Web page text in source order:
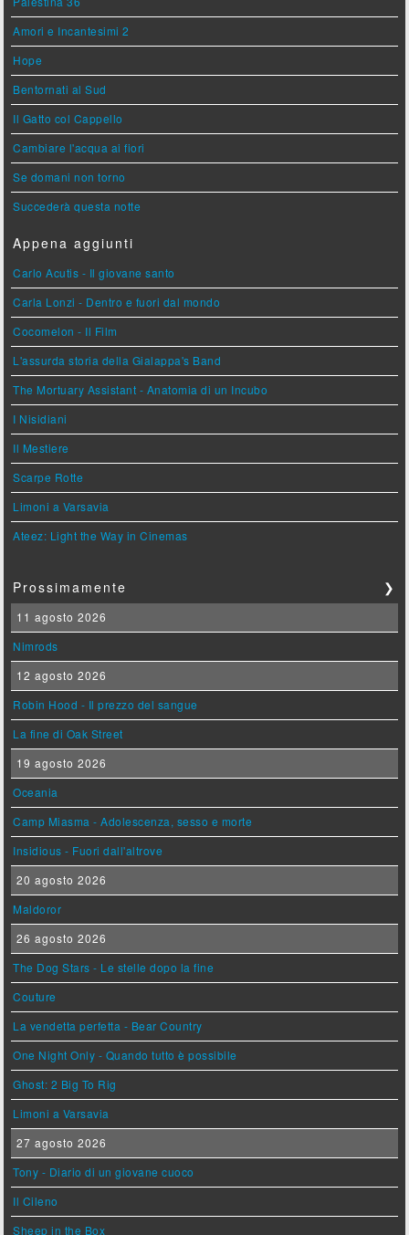
Amori e Incantesimi 2
Hope
Bentornati al Sud
Il Gatto col Cappello
Cambiare l'acqua ai fiori
Se domani non torno
Succederà questa notte
Appena aggiunti
Carlo Acutis - Il giovane santo
Carla Lonzi - Dentro e fuori dal mondo
Cocomelon - Il Film
L'assurda storia della Gialappa's Band
The Mortuary Assistant - Anatomia di un Incubo
I Nisidiani
Il Mestiere
Scarpe Rotte
Limoni a Varsavia
Ateez: Light the Way in Cinemas
Prossimamente ❯
11 agosto 2026
Nimrods
12 agosto 2026
Robin Hood - Il prezzo del sangue
La fine di Oak Street
19 agosto 2026
Oceania
Camp Miasma - Adolescenza, sesso e morte
Insidious - Fuori dall'altrove
20 agosto 2026
Maldoror
26 agosto 2026
The Dog Stars - Le stelle dopo la fine
Couture
La vendetta perfetta - Bear Country
One Night Only - Quando tutto è possibile
Ghost: 2 Big To Rig
Limoni a Varsavia
27 agosto 2026
Tony - Diario di un giovane cuoco
Il Cileno
Sheep in the Box